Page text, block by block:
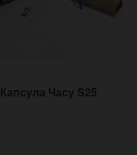
Капсула Часу S25